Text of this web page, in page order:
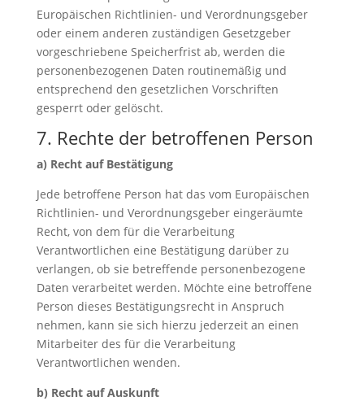
Europäischen Richtlinien- und Verordnungsgeber
oder einem anderen zuständigen Gesetzgeber
vorgeschriebene Speicherfrist ab, werden die
personenbezogenen Daten routinemäßig und
entsprechend den gesetzlichen Vorschriften
gesperrt oder gelöscht.
7. Rechte der betroffenen Person
a) Recht auf Bestätigung
Jede betroffene Person hat das vom Europäischen
Richtlinien- und Verordnungsgeber eingeräumte
Recht, von dem für die Verarbeitung
Verantwortlichen eine Bestätigung darüber zu
verlangen, ob sie betreffende personenbezogene
Daten verarbeitet werden. Möchte eine betroffene
Person dieses Bestätigungsrecht in Anspruch
nehmen, kann sie sich hierzu jederzeit an einen
Mitarbeiter des für die Verarbeitung
Verantwortlichen wenden.
b) Recht auf Auskunft